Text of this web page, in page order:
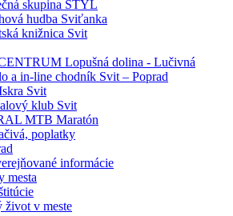
skupina ŠTÝL
hudba Sviťanka
knižnica Svit
Lopušná dolina - Lučivná
a in-line chodník Svit – Poprad
Svit
klub Svit
MTB Maratón
poplatky
informácie
mesta
život v meste